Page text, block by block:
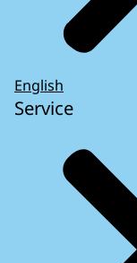
English
Service